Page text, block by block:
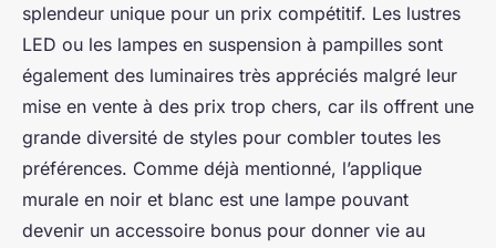
splendeur unique pour un prix compétitif. Les lustres
LED ou les lampes en suspension à pampilles sont
également des luminaires très appréciés malgré leur
mise en vente à des prix trop chers, car ils offrent une
grande diversité de styles pour combler toutes les
préférences. Comme déjà mentionné, l’applique
murale en noir et blanc est une lampe pouvant
devenir un accessoire bonus pour donner vie au